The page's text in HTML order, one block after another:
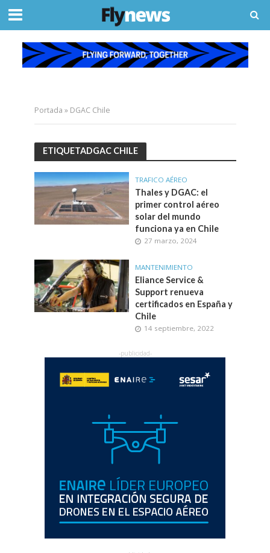
Portada » DGAC Chile
ETIQUETADGAC CHILE
TRAFICO AÉREO
Thales y DGAC: el
primer control aéreo
solar del mundo
funciona ya en Chile
27 marzo, 2024
MANTENIMIENTO
Eliance Service &
Support renueva
certificados en España y
Chile
14 septiembre, 2022